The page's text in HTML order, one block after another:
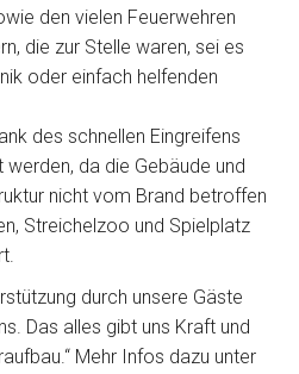
den vielen Feuerwehren
die zur Stelle waren, sei es
oder einfach helfenden
des schnellen Eingreifens
da die Gebäude und
nicht vom Brand betroffen
Streichelzoo und Spielplatz
durch unsere Gäste
Das alles gibt uns Kraft und
Mehr Infos dazu unter